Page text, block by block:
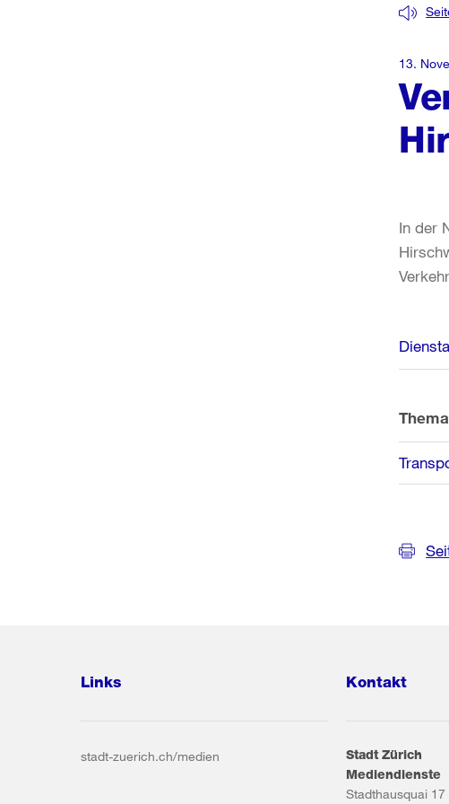
13.
In der
Thema
Links
stadt-zuerich.ch/medien
Kontakt
Stadt Zürich
Mediendienste
Stadthausquai 17